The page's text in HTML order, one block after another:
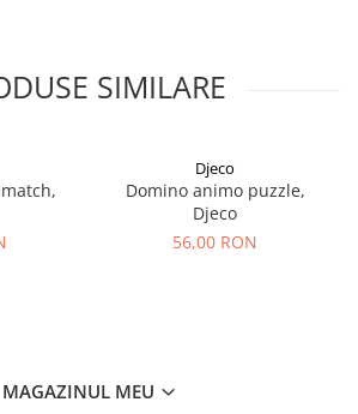
SIMILARE
Djeco
Domino animo puzzle,
Djeco
56,00 RON
MAGAZINUL MEU